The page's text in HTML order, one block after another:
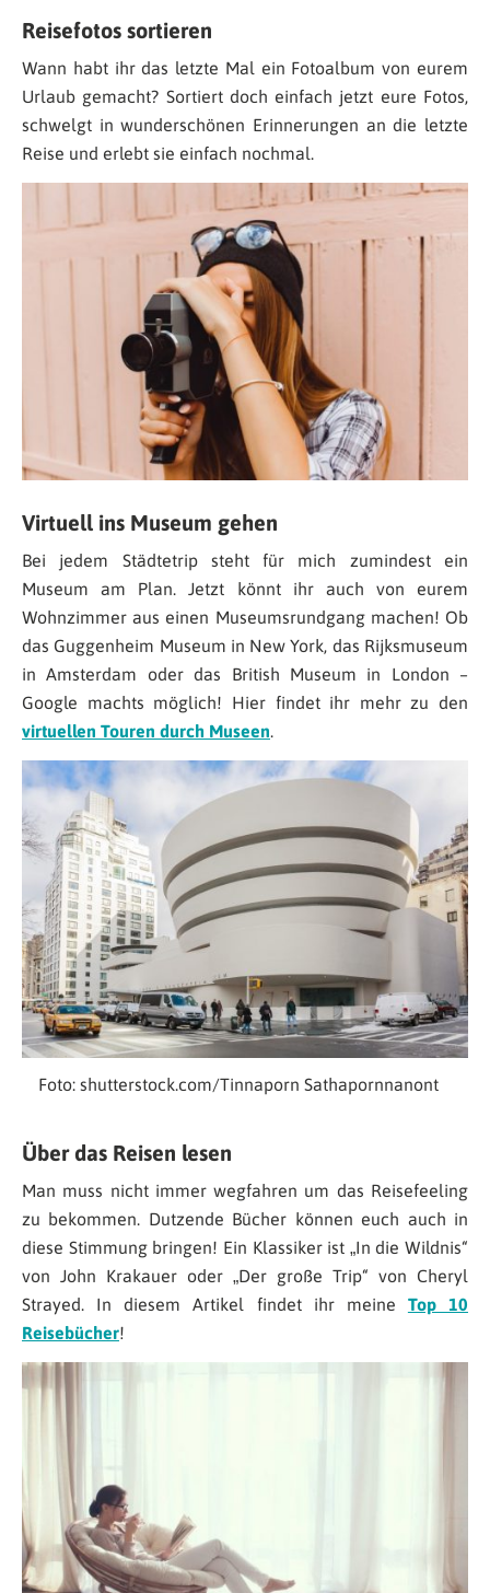
Reisefotos sortieren
Wann habt ihr das letzte Mal ein Fotoalbum von eurem
Urlaub gemacht? Sortiert doch einfach jetzt eure Fotos,
schwelgt in wunderschönen Erinnerungen an die letzte
Reise und erlebt sie einfach nochmal.
Virtuell ins Museum gehen
Bei jedem Städtetrip steht für mich zumindest ein
Museum am Plan. Jetzt könnt ihr auch von eurem
Wohnzimmer aus einen Museumsrundgang machen! Ob
das Guggenheim Museum in New York, das Rijksmuseum
in Amsterdam oder das British Museum in London –
Google machts möglich! Hier findet ihr mehr zu den
virtuellen Touren durch Museen.
Foto: shutterstock.com/Tinnaporn Sathapornnanont
Über das Reisen lesen
Man muss nicht immer wegfahren um das Reisefeeling
zu bekommen. Dutzende Bücher können euch auch in
diese Stimmung bringen! Ein Klassiker ist „In die Wildnis“
von John Krakauer oder „Der große Trip“ von Cheryl
Strayed. In diesem Artikel findet ihr meine Top 10
Reisebücher!